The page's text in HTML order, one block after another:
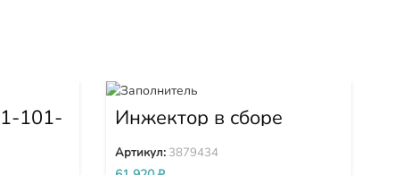
101- Инжектор в сборе
3879434
Артикул: 3879434